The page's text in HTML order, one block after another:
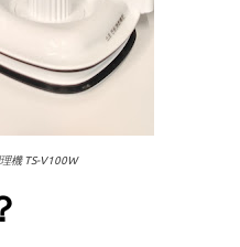
機 TS-V100W